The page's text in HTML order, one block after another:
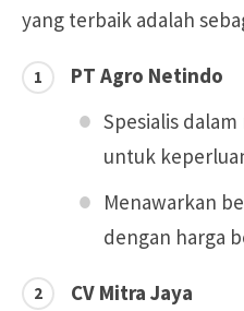
yang terbaik adalah
PT Agro Netindo
Spesialis
untuk
Menawarkan
dengan harga
CV Mitra Jaya